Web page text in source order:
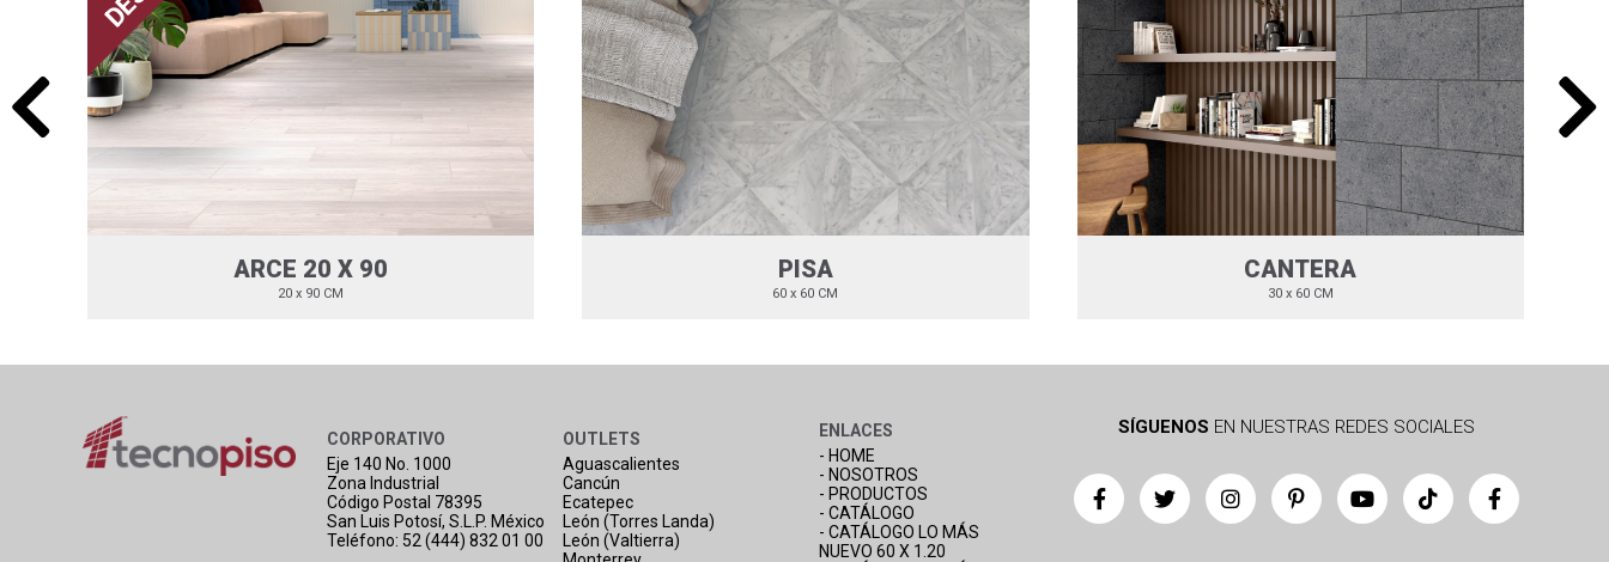
ARCE 20 X 90
20 x 90 CM
PISA
60 x 60 CM
CANTERA
30 x 60 CM
CORPORATIVO
Eje 140 No. 1000
Zona Industrial
Código Postal 78395
San Luis Potosí, S.L.P. México
Teléfono: 52 (444) 832 01 00
OUTLETS
Aguascalientes
Cancún
Ecatepec
León (Torres Landa)
León (Valtierra)
ENLACES
- HOME
- NOSOTROS
- PRODUCTOS
- CATÁLOGO
- CATÁLOGO LO MÁS
NUEVO 60 X 1.20
SÍGUENOS EN NUESTRAS REDES SOCIALES